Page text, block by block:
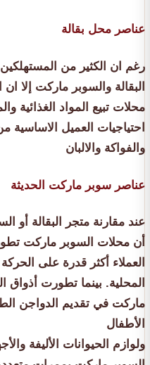
عناصر محل بقالة
رغم ان الكثير من
البقالة والسوبر ماركت إلا
محلات تبيع المواد الغذائية
احتياجيات العميل الاساسية
والفواكة والالبان
عناصر سوبر ماركت الحديثة
عند مقارنة متجر البقالة أو
أن محلات السوبر ماركت
العملاء أكثر قدرة على
المحلية. بينما تطورت
ماركت في تقديم الدواجن
الأطفال
ولوازم الحيوانات الأليفة